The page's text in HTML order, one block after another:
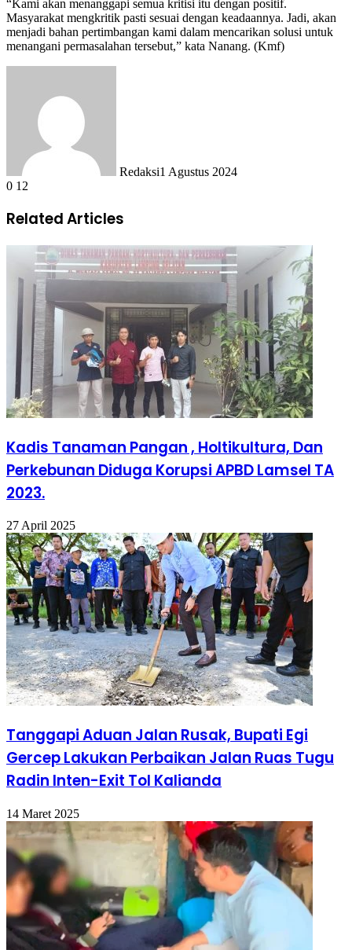
“Kami akan menanggapi semua kritisi itu dengan positif.
Masyarakat mengkritik pasti sesuai dengan keadaannya. Jadi, akan
menjadi bahan pertimbangan kami dalam mencarikan solusi untuk
menangani permasalahan tersebut,” kata Nanang. (Kmf)
Redaksi1 Agustus 2024
0 12
Related Articles
Kadis Tanaman Pangan , Holtikultura, Dan
Perkebunan Diduga Korupsi APBD Lamsel TA
2023.
27 April 2025
Tanggapi Aduan Jalan Rusak, Bupati Egi
Gercep Lakukan Perbaikan Jalan Ruas Tugu
Radin Inten-Exit Tol Kalianda
14 Maret 2025